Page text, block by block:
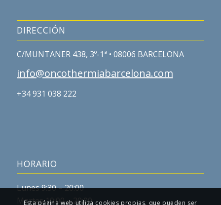
DIRECCIÓN
C/MUNTANER 438, 3º-1ª • 08006 BARCELONA
info@oncothermiabarcelona.com
+34 931 038 222
HORARIO
Lunes 9:30 – 20:00
Martes 10:00 – 20:00
Esta página web utiliza cookies propias, que pueden ser